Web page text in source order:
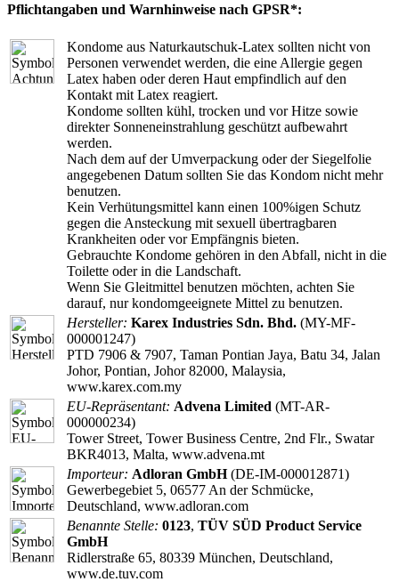
Pflichtangaben und Warnhinweise nach GPSR*:
Kondome aus Naturkautschuk-Latex sollten nicht von
Personen verwendet werden, die eine Allergie gegen
Latex haben oder deren Haut empfindlich auf den
Kontakt mit Latex reagiert.
Kondome sollten kühl, trocken und vor Hitze sowie
direkter Sonneneinstrahlung geschützt aufbewahrt
werden.
Nach dem auf der Umverpackung oder der Siegelfolie
angegebenen Datum sollten Sie das Kondom nicht mehr
benutzen.
Kein Verhütungsmittel kann einen 100%igen Schutz
gegen die Ansteckung mit sexuell übertragbaren
Krankheiten oder vor Empfängnis bieten.
Gebrauchte Kondome gehören in den Abfall, nicht in die
Toilette oder in die Landschaft.
Wenn Sie Gleitmittel benutzen möchten, achten Sie
darauf, nur kondomgeeignete Mittel zu benutzen.
Hersteller: Karex Industries Sdn. Bhd. (MY-MF-
000001247)
PTD 7906 & 7907, Taman Pontian Jaya, Batu 34, Jalan
Johor, Pontian, Johor 82000, Malaysia,
www.karex.com.my
EU-Repräsentant: Advena Limited (MT-AR-
000000234)
Tower Street, Tower Business Centre, 2nd Flr., Swatar
BKR4013, Malta, www.advena.mt
Importeur: Adloran GmbH(DE-IM-000012871)
Gewerbegebiet 5, 06577 An der Schmücke,
Deutschland, www.adloran.com
Benannte Stelle: 0123, TÜV SÜD Product Service
GmbH
Ridlerstraße 65, 80339 München, Deutschland,
www.de.tuv.com